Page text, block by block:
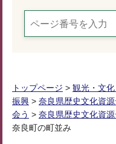
トップページ > 観光・文
振興 > 奈良県歴史文化資
会う > 奈良県歴史文化資
奈良町の町並み